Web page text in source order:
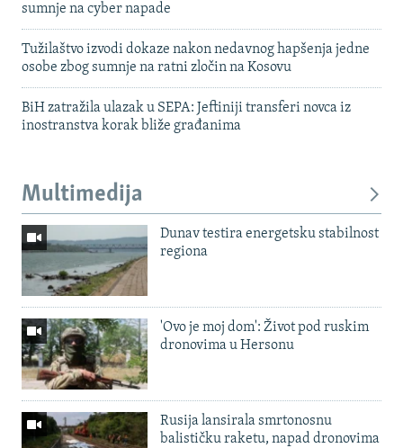
sumnje na cyber napade
Tužilaštvo izvodi dokaze nakon nedavnog hapšenja jedne
osobe zbog sumnje na ratni zločin na Kosovu
BiH zatražila ulazak u SEPA: Jeftiniji transferi novca iz
inostranstva korak bliže građanima
Multimedija
Dunav testira energetsku stabilnost
regiona
'Ovo je moj dom': Život pod ruskim
dronovima u Hersonu
Rusija lansirala smrtonosnu
balističku raketu, napad dronovima